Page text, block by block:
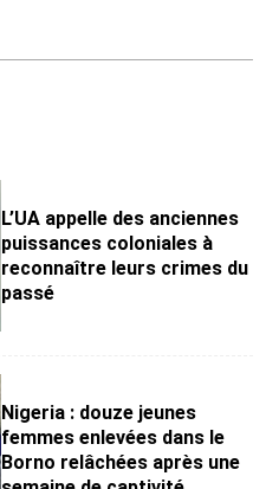
L’UA appelle des anciennes
puissances coloniales à
reconnaître leurs crimes du
passé
Nigeria : douze jeunes
femmes enlevées dans le
Borno relâchées après une